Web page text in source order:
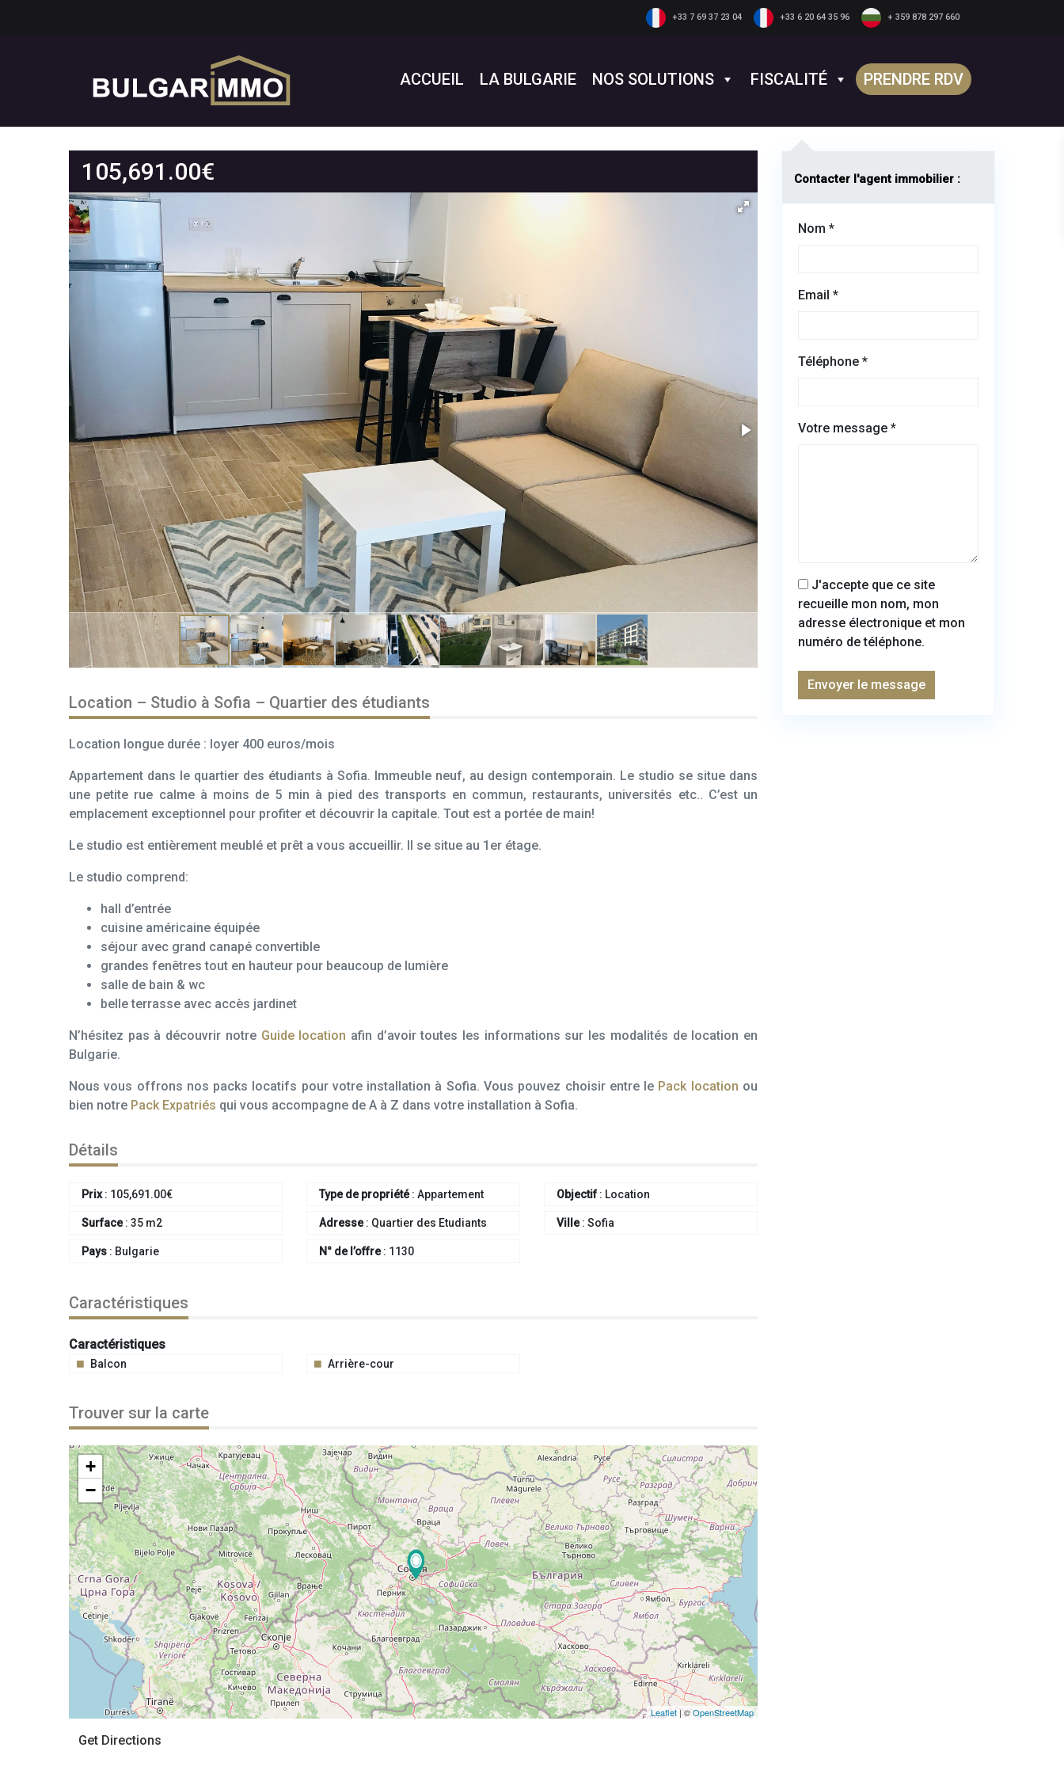
+33 7 69 37 23 04 +33 6 20 64 35 96 + 359 878 297 660
ACCUEIL LA BULGARIE NOS SOLUTIONS FISCALITÉ PRENDRE RDV
105,691.00€
Location – Studio à Sofia – Quartier des étudiants
Location longue durée : loyer 400 euros/mois
Appartement dans le quartier des étudiants à Sofia. Immeuble neuf, au design contemporain. Le studio se situe dans
une petite rue calme à moins de 5 min à pied des transports en commun, restaurants, universités etc.. C’est un
emplacement exceptionnel pour profiter et découvrir la capitale. Tout est a portée de main!
Le studio est entièrement meublé et prêt a vous accueillir. Il se situe au 1er étage.
Le studio comprend:
hall d’entrée
cuisine américaine équipée
séjour avec grand canapé convertible
grandes fenêtres tout en hauteur pour beaucoup de lumière
salle de bain & wc
belle terrasse avec accès jardinet
N’hésitez pas à découvrir notre Guide location afin d’avoir toutes les informations sur les modalités de location en
Bulgarie.
Nous vous offrons nos packs locatifs pour votre installation à Sofia. Vous pouvez choisir entre le Pack location ou
bien notre Pack Expatriés qui vous accompagne de A à Z dans votre installation à Sofia.
Détails
Prix : 105,691.00€ Type de propriété : Appartement Objectif : Location
Surface : 35 m2 Adresse : Quartier des Etudiants Ville : Sofia
Pays : Bulgarie N° de l’offre : 1130
Caractéristiques
Caractéristiques
Balcon Arrière-cour
Trouver sur la carte
+
−
Leaflet | ©OpenStreetMap
Get Directions
Contacter l'agent immobilier :
Nom *
Email *
Téléphone *
Votre message *
J'accepte que ce site
recueille mon nom, mon
adresse électronique et mon
numéro de téléphone.
Envoyer le message